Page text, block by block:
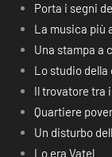
Porta i segni
La musica più
Una stampa a
Lo studio
Il trovatore tra
Quartiere
Un disturbo
Lo era Vatel